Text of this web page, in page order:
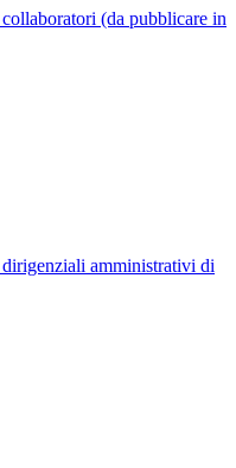
(da pubblicare in
amministrativi di